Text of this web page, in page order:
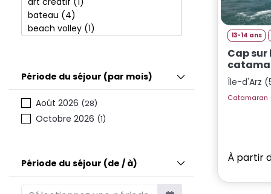
Période du séjour (par mois)
Août 2026 (28)
Octobre 2026 (1)
Période du séjour (de / à)
13-14 ans
Cap sur
Île-d'Arz
À partir